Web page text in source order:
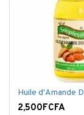
2,500FCFA